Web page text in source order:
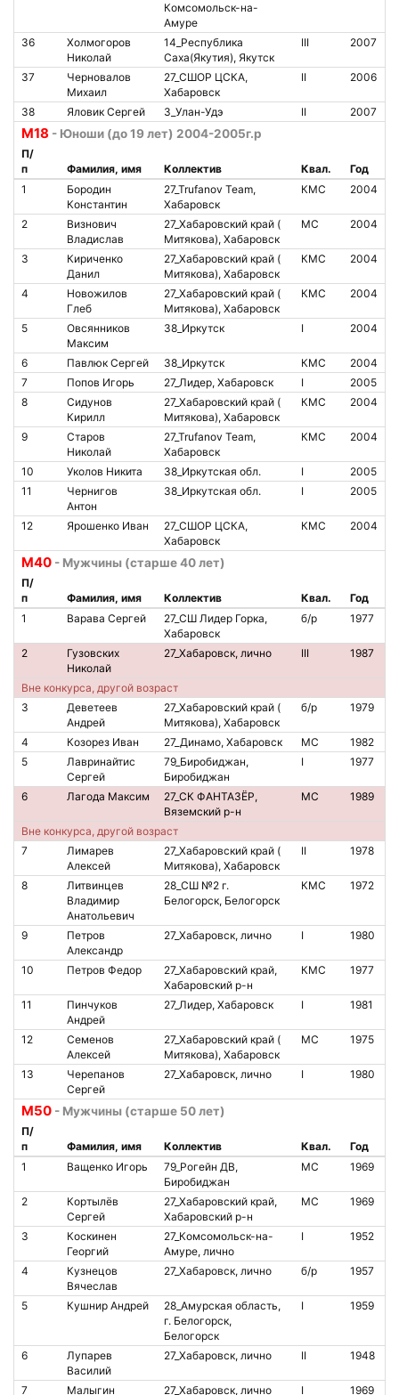
Комсомольск-на-
Амуре
36
Холмогоров
Николай
14_Республика
Саха(Якутия), Якутск
III 2007
37
Черновалов
Михаил
27_СШОР ЦСКА,
Хабаровск
II 2006
38 Яловик Сергей 3_Улан-Удэ II 2007
М18 - Юноши (до 19 лет) 2004-2005г.р
П/
п
Фамилия, имя Коллектив Квал. Год
1
Бородин
Константин
27_Trufanov Team,
Хабаровск
КМС 2004
2
Визнович
Владислав
27_Хабаровский край (
Митякова), Хабаровск
МС 2004
3
Кириченко
Данил
27_Хабаровский край (
Митякова), Хабаровск
КМС 2004
4
Новожилов
Глеб
27_Хабаровский край (
Митякова), Хабаровск
КМС 2004
5
Овсянников
Максим
38_Иркутск I 2004
6 Павлюк Сергей 38_Иркутск КМС 2004
7
Попов Игорь 27_Лидер, Хабаровск I 2005
8
Сидунов
Кирилл
27_Хабаровский край (
Митякова), Хабаровск
КМС 2004
9
Старов
Николай
27_Trufanov Team,
Хабаровск
КМС 2004
10 Уколов Никита 38_Иркутская обл. I 2005
11
Чернигов
Антон
38_Иркутская обл. I 2005
12 Ярошенко Иван
27_СШОР ЦСКА,
Хабаровск
КМС 2004
М40 - Мужчины (старше 40 лет)
П/
п
Фамилия, имя Коллектив Квал. Год
1
Варава Сергей
27_СШ Лидер Горка,
Хабаровск
б/р 1977
2
Гузовских
Николай
27_Хабаровск, лично III 1987
Вне конкурса, другой возраст
3
Деветеев
Андрей
27_Хабаровский край (
Митякова), Хабаровск
б/р 1979
4 Козорез Иван 27_Динамо, Хабаровск МС
1982
5
Лавринайтис
Сергей
79_Биробиджан,
Биробиджан
I 1977
6 Лагода Максим
27_СК ФАНТАЗЁР,
Вяземский р-н
МС 1989
Вне конкурса, другой возраст
7
Лимарев
Алексей
27_Хабаровский край (
Митякова), Хабаровск
II 1978
8
Литвинцев
Владимир
Анатольевич
28_СШ №2 г.
Белогорск, Белогорск
КМС 1972
9
Петров
Александр
27_Хабаровск, лично I 1980
10 Петров Федор
27_Хабаровский край,
Хабаровский р-н
КМС 1977
11
Пинчуков
Андрей
27_Лидер, Хабаровск I 1981
12
Семенов
Алексей
27_Хабаровский край (
Митякова), Хабаровск
МС 1975
13
Черепанов
Сергей
27_Хабаровск, лично I 1980
М50 - Мужчины (старше 50 лет)
П/
п
Фамилия, имя Коллектив Квал. Год
1
Ващенко Игорь
79_Рогейн ДВ,
Биробиджан
МС 1969
2
Кортылёв
Сергей
27_Хабаровский край,
Хабаровский р-н
МС 1969
3
Коскинен
Георгий
27_Комсомольск-на-
Амуре, лично
I 1952
4
Кузнецов
Вячеслав
27_Хабаровск, лично б/р 1957
5 Кушнир Андрей
28_Амурская область,
г. Белогорск,
Белогорск
I 1959
6
Лупарев
Василий
27_Хабаровск, лично II 1948
7 Малыгин 27_Хабаровск, лично I 1969